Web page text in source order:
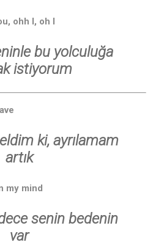
ohh I, oh I
bu yolculuğa
istiyorum
ki, ayrılamam
artık
my mind
senin bedenin
var